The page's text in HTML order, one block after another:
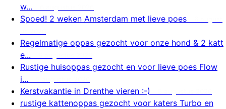
w...
Spoed! 2 weken Amsterdam met lieve poes
Regelmatige oppas gezocht voor onze hond & 2 katt
e...
Rustige huisoppas gezocht en voor lieve poes Flow
i...
Kerstvakantie in Drenthe vieren :-)
rustige kattenoppas gezocht voor katers Turbo en